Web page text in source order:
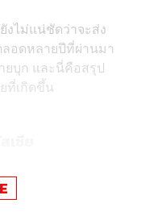
งไม่แน่ชัดว่าจะส่ง
อดหลายปีที่ผ่านมา
ยบุก และนี่คือสรุป
ที่เกิดขึ้น
กับมอสโก ด้วยการ